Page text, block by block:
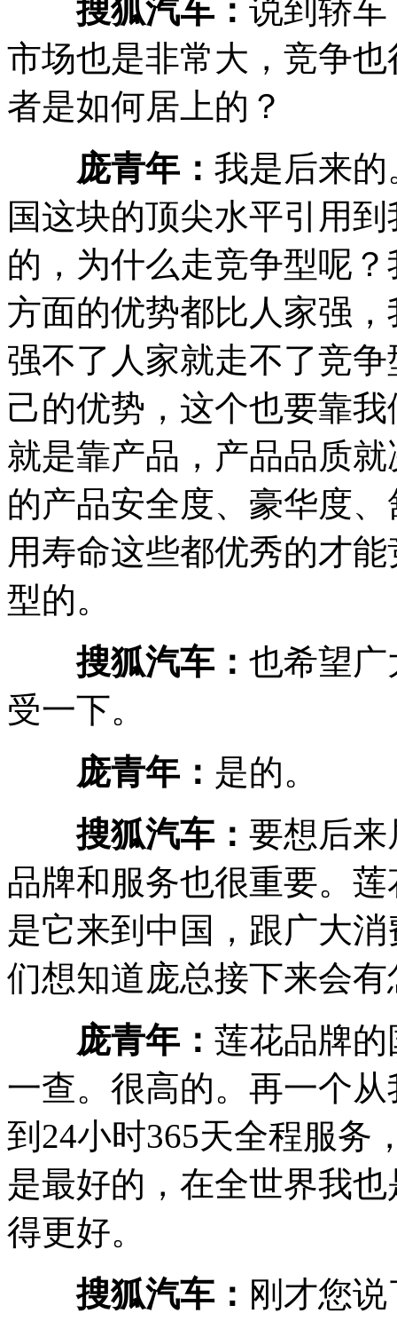
搜狐汽车： 说到轿
市场也是非常大，竞争
者是如何居上的？
庞青年： 我是后来
国这块的顶尖水平引用
的，为什么走竞争型呢
方面的优势都比人家强
强不了人家就走不了竞
己的优势，这个也要靠
就是靠产品，产品品质
的产品安全度、豪华度
用寿命这些都优秀的才
型的。
搜狐汽车： 也希望
受一下。
庞青年： 是的。
搜狐汽车： 要想后
品牌和服务也很重要。
是它来到中国，跟广大
们想知道庞总接下来会
庞青年： 莲花品牌
一查。很高的。再一个
到24小时365天全程服务
是最好的，在全世界我
得更好。
搜狐汽车： 刚才您